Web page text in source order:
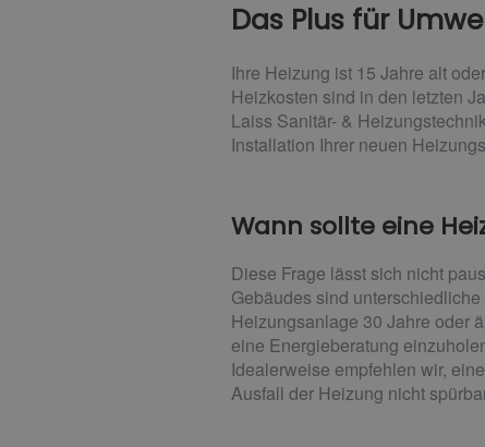
Das Plus für
Ihre Heizung ist 15 Jahre alt
Heizkosten sind in den letzten
Laiss Sanitär- &
Installation Ihrer neuen
Wann sollte eine
Diese Frage lässt sich nicht
Gebäudes sind
Heizungsanlage 30 Jahre oder
eine Energieberatung
Idealerweise empfehlen wir,
Ausfall der Heizung nicht